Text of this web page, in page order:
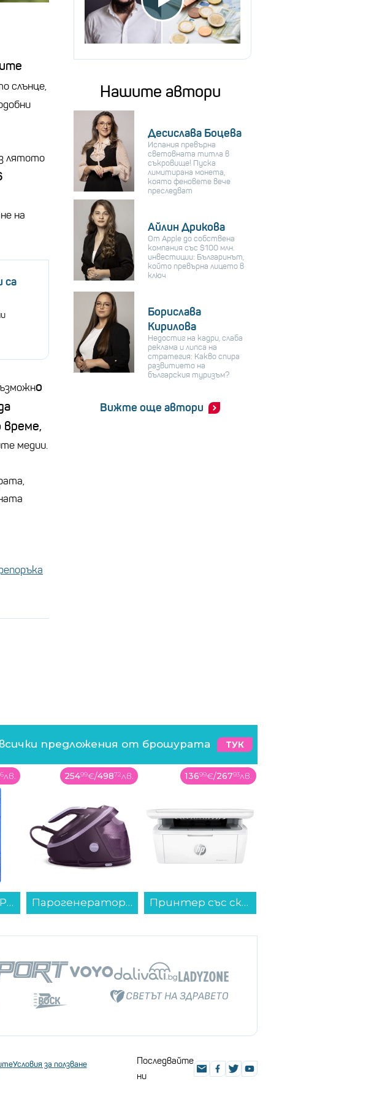
слънце,
лятото
на
са
о
медии.
Нашите автори
Десислава Боцева
Испания превърна
световната титла в
съкровище! Пуска
лимитирана монета,
която феновете вече
преследват
Айлин Дрикова
От Apple до собствена
компания със $100 млн.
инвестиции: Българинът,
който превърна лицето в
ключ
Борислава
Кирилова
Недостиг на кадри, слаба
реклама и липса на
стратегия: Какво спира
развитието на
българския туризъм?
Вижте още автори
предложения от брошурата ТУК
6лв.
Игра Astro Bot (PS5)...
25499€/49872лв.
Парогенератор Philips PSG7200/30...
13699€/26793лв.
Принтер със скенер HP LASERJET MFP M140W 7MD72F 3 IN 1 , Лазерен...
Условия за ползване
Последвайте
ни